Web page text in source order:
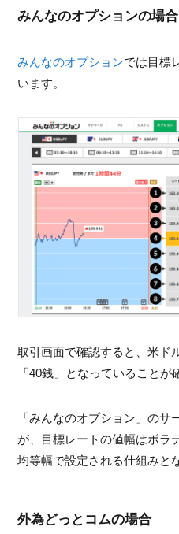
みんなのオプションの場合
みんなのオプションでは目標
います。
取引画面で確認すると、米ド
「40銭」となっていることが
「みんなのオプション」の
が、目標レートの値幅はボラ
均等幅で設定される仕組みと
外為どっとコムの場合